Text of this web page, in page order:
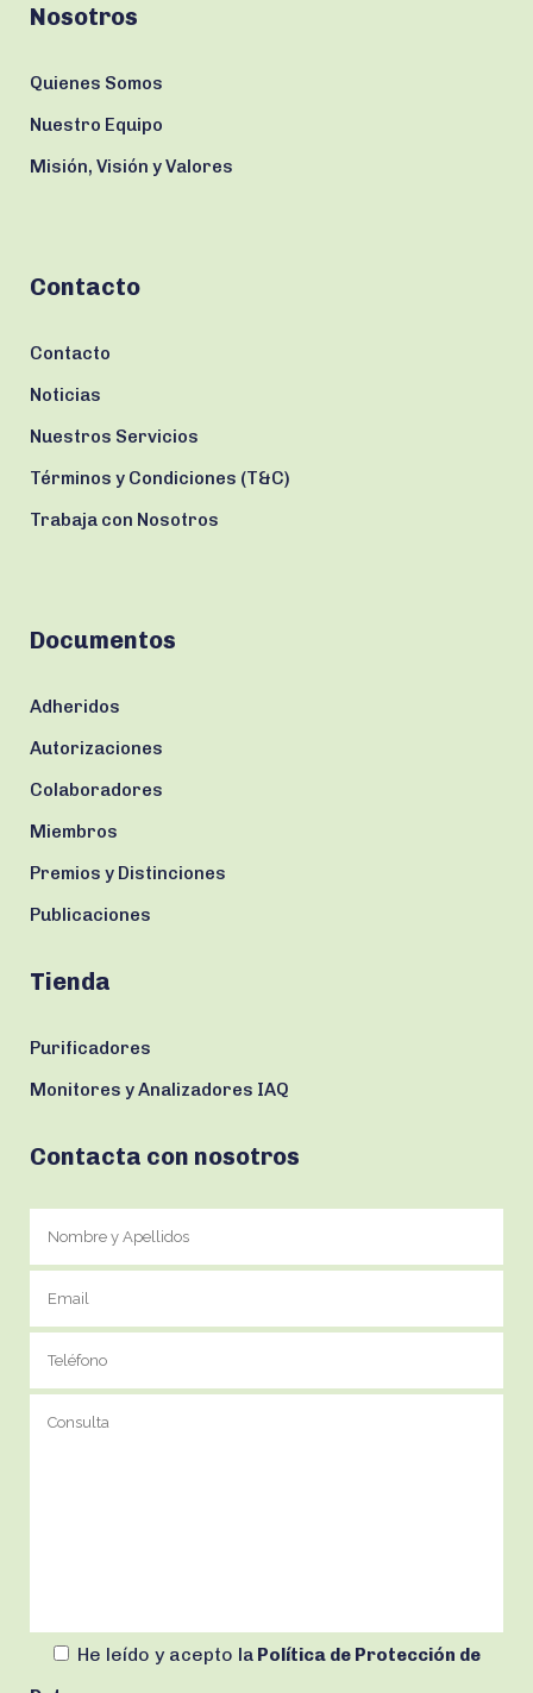
Nosotros
Quienes Somos
Nuestro Equipo
Misión, Visión y Valores
Contacto
Contacto
Noticias
Nuestros Servicios
Términos y Condiciones (T&C)
Trabaja con Nosotros
Documentos
Adheridos
Autorizaciones
Colaboradores
Miembros
Premios y Distinciones
Publicaciones
Tienda
Purificadores
Monitores y Analizadores IAQ
Contacta con nosotros
He leído y acepto la Política de Protección de